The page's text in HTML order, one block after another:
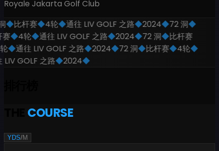
Royale Jakarta Golf Club
比杆赛◆4轮◆通往 LIV GOLF 之路◆2024◆72 洞◆
◆4轮◆通往 LIV GOLF 之路◆2024◆72 洞◆比杆赛
◆通往 LIV GOLF 之路◆2024◆72 洞◆比杆赛◆4轮◆
GOLF 之路◆2024◆
COURSE
YDS/M